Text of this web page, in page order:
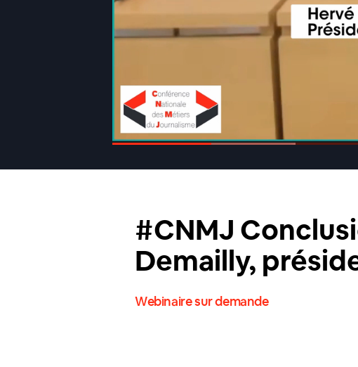
#CNMJ
Demailly,
Webinaire sur demande